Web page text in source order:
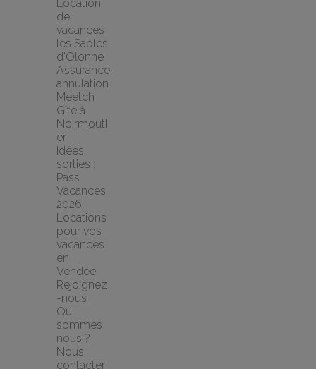
Location
de
vacances
les Sables
d'Olonne
Assurance
annulation
Meetch
Gîte à
Noirmouti
er
Idées
sorties :
Pass
Vacances
2026
Locations
pour vos
vacances
en
Vendée
Rejoignez
-nous
Qui
sommes
nous ?
Nous
contacter